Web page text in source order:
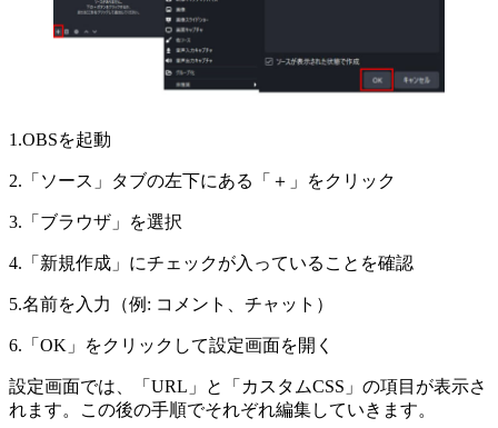
1.OBSを起動
2.「ソース」タブの左下にある「＋」をクリック
3.「ブラウザ」を選択
4.「新規作成」にチェックが入っていることを確認
5.名前を入力（例: コメント、チャット）
6.「OK」をクリックして設定画面を開く
設定画面では、「URL」と「カスタムCSS」の項目が表示さ
れます。この後の手順でそれぞれ編集していきます。